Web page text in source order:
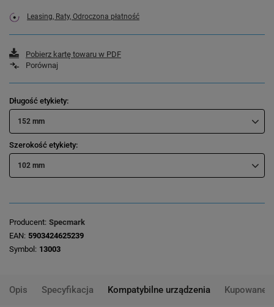
Leasing, Raty, Odroczona płatność
Pobierz kartę towaru w PDF
Porównaj
Długość etykiety
152 mm
Szerokość etykiety
102 mm
Producent Specmark
EAN 5903424625239
Symbol 13003
Opis Specyfikacja Kompatybilne urządzenia Kupowane